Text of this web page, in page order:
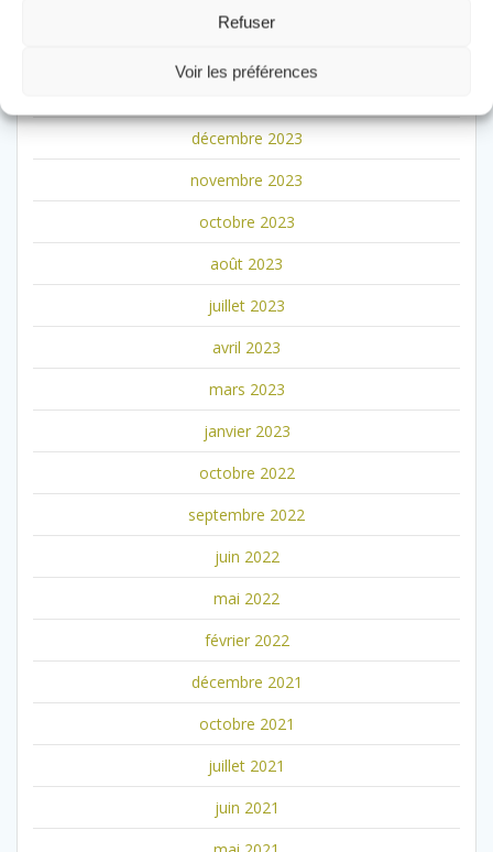
Refuser
Voir les préférences
juillet 2024
décembre 2023
novembre 2023
octobre 2023
août 2023
juillet 2023
avril 2023
mars 2023
janvier 2023
octobre 2022
septembre 2022
juin 2022
mai 2022
février 2022
décembre 2021
octobre 2021
juillet 2021
juin 2021